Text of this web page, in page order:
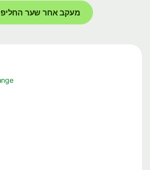
מעקב אחר שער החליפין